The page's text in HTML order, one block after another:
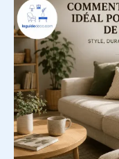
sombre